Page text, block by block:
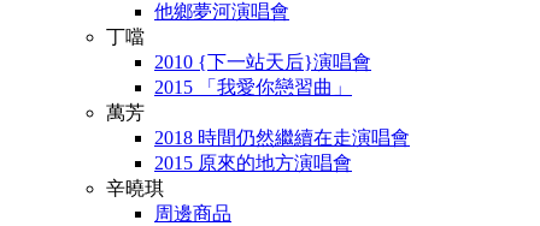
他鄉夢河演唱會
丁噹
2010 {下一站天后}演唱會
2015 「我愛你戀習曲」
萬芳
2018 時間仍然繼續在走演唱會
2015 原來的地方演唱會
辛曉琪
周邊商品